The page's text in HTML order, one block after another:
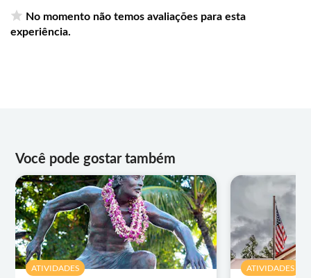
No momento não temos avaliações para esta
experiência.
Você pode gostar também
ATIVIDADES ATIVIDADES